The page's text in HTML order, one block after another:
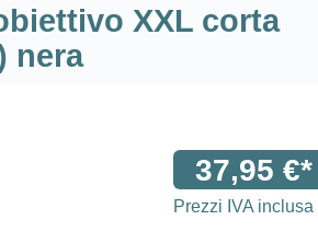
XXL corta
nera
37,95 €*
Prezzi IVA inclusa